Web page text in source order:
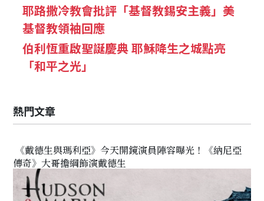
耶路撒冷教會批評「基督教錫安主義」美
基督教領袖回應
伯利恆重啟聖誕慶典 耶穌降生之城點亮
「和平之光」
熱門文章
《戴德生與瑪利亞》今天開鏡演員陣容曝光！《納尼亞
傳奇》大哥擔綱飾演戴德生